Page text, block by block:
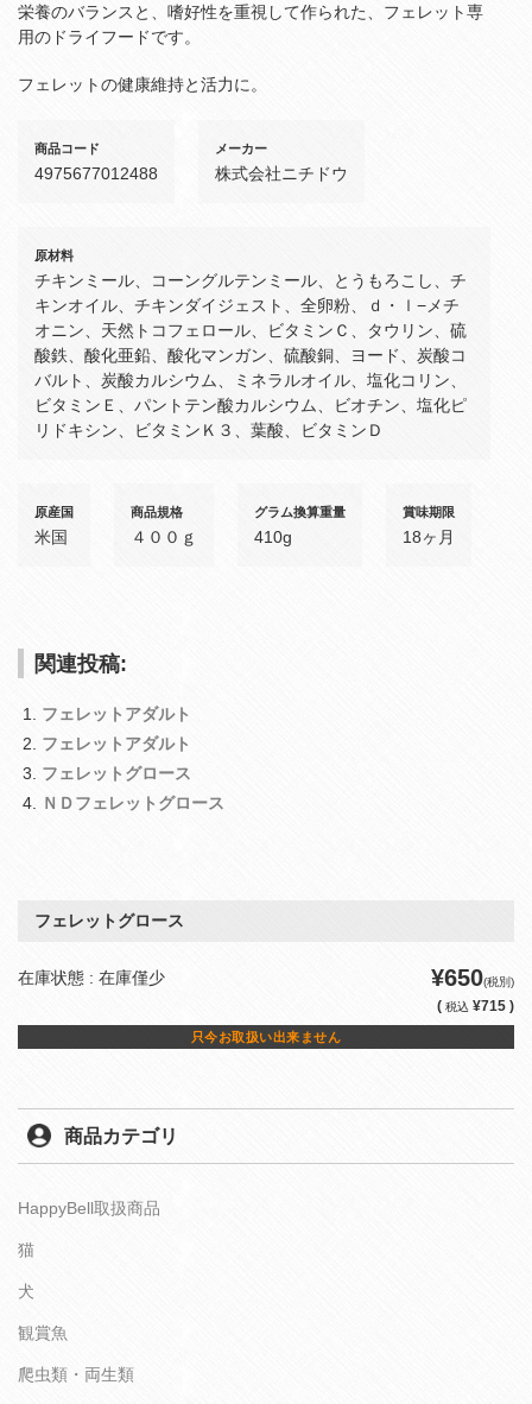
栄養のバランスと、嗜好性を重視して作られた、フェレット専
用のドライフードです。
フェレットの健康維持と活力に。
商品コード
4975677012488
メーカー
株式会社ニチドウ
原材料
チキンミール、コーングルテンミール、とうもろこし、チ
キンオイル、チキンダイジェスト、全卵粉、ｄ・ｌ−メチ
オニン、天然トコフェロール、ビタミンＣ、タウリン、硫
酸鉄、酸化亜鉛、酸化マンガン、硫酸銅、ヨード、炭酸コ
バルト、炭酸カルシウム、ミネラルオイル、塩化コリン、
ビタミンＥ、パントテン酸カルシウム、ビオチン、塩化ピ
リドキシン、ビタミンＫ３、葉酸、ビタミンＤ
原産国
米国
商品規格
４００ｇ
グラム換算重量
410g
賞味期限
18ヶ月
関連投稿:
フェレットアダルト
フェレットアダルト
フェレットグロース
ＮＤフェレットグロース
フェレットグロース
在庫状態 : 在庫僅少 ¥650(税別)
( 税込 ¥715 )
只今お取扱い出来ません
商品カテゴリ
HappyBell取扱商品
猫
犬
観賞魚
爬虫類・両生類